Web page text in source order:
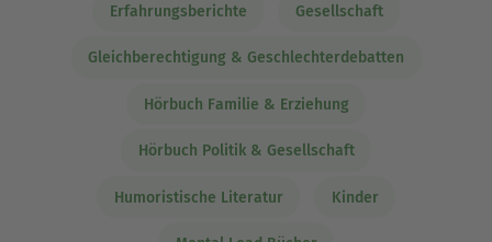
Erfahrungsberichte Gesellschaft
Gleichberechtigung & Geschlechterdebatten
Hörbuch Familie & Erziehung
Hörbuch Politik & Gesellschaft
Humoristische Literatur Kinder